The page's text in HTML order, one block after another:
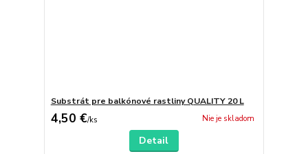
Substrát pre balkónové rastliny QUALITY 20 L
4,50 €/ks Nie je skladom
Detail